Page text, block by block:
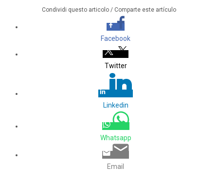
Condividi questo articolo / Comparte este artículo
Facebook
Twitter
Linkedin
Whatsapp
Email